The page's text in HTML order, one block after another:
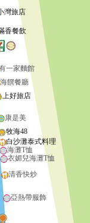
灣旅店
香餐飲
海饌餐廳
白沙灘泰式料理
海灘T恤
清香快炒
亞熱帶服飾
衣媚兒海灘T恤
一家麵館
康是美
上好旅店
牧海48